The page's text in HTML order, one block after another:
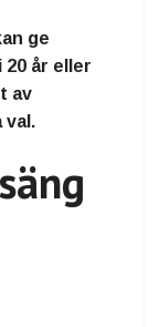
ge
år eller
av
val.